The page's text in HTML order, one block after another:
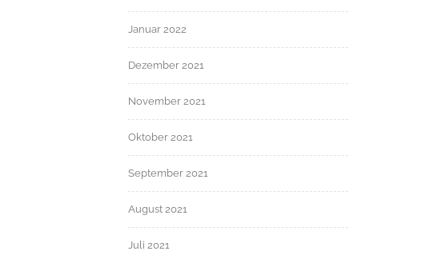
Januar 2022
Dezember 2021
November 2021
Oktober 2021
September 2021
August 2021
Juli 2021